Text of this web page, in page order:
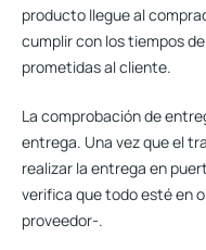
producto llegue al
cumplir con los tiempos
prometidas al cliente.
La comprobación de
entrega. Una vez que el
realizar la entrega en
verifica que todo esté en
proveedor-.